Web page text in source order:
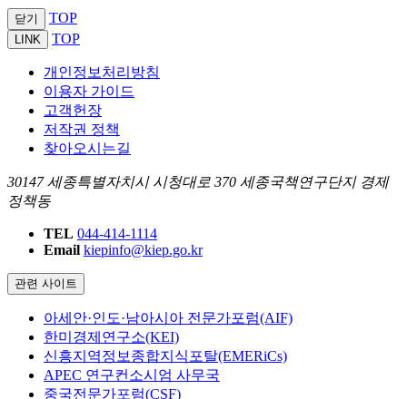
닫기 TOP
LINK TOP
개인정보처리방침
이용자 가이드
고객헌장
저작권 정책
찾아오시는길
30147 세종특별자치시 시청대로 370 세종국책연구단지 경제
정책동
TEL 044-414-1114
Email kiepinfo@kiep.go.kr
관련 사이트
아세안·인도·남아시아 전문가포럼(AIF)
한미경제연구소(KEI)
신흥지역정보종합지식포탈(EMERiCs)
APEC 연구컨소시엄 사무국
중국전문가포럼(CSF)